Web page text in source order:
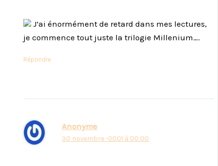
J’ai énormément de retard dans mes lectures,
je commence tout juste la trilogie Millenium….
Répondre
Anonyme
30 novembre -0001 à 00:00